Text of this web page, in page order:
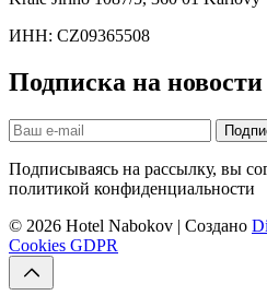
ИНН: CZ09365508
Подписка на новости
Подписываясь на рассылку, вы
политикой конфиденциальности
© 2026 Hotel Nabokov | Создано
Cookies GDPR